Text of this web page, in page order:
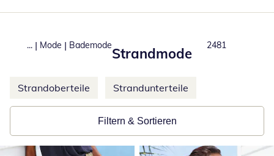
... | Mode | Bademode
Strandmode
Produkte
2481
Weitere Kategorien überspringen
Strandoberteile Strandunterteile
Filtern & Sortieren